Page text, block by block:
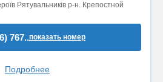
Рятувальників р-н. Крепостной
767..показать номер
Подробнее